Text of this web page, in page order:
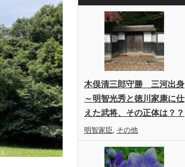
木俣清三郎守勝 三河出身
～明智光秀と徳川家康に仕
えた武将、その正体は？？
明智家臣, その他